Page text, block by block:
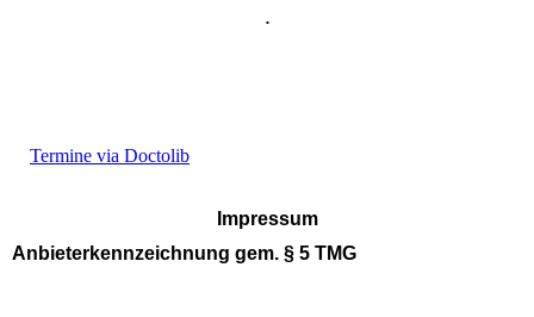
.
Termine via Doctolib
Impressum
Anbieterkennzeichnung gem. § 5 TMG